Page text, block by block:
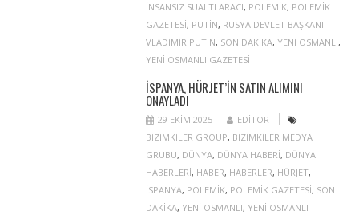
INSANSIZ SUALTI ARACI, POLEMIK, POLEMIK
GAZETESI, PUTIN, RUSYA DEVLET BAŞKANI
VLADIMIR PUTIN, SON DAKIKA, YENI OSMANLI,
YENI OSMANLI GAZETESI
İSPANYA, HÜRJET’IN SATIN ALIMINI
ONAYLADI
29 EKIM 2025
EDITOR
BIZIMKILER GROUP, BIZIMKILER MEDYA
GRUBU, DÜNYA, DÜNYA HABERI, DÜNYA
HABERLERI, HABER, HABERLER, HÜRJET,
ISPANYA, POLEMIK, POLEMIK GAZETESI, SON
DAKIKA, YENI OSMANLI, YENI OSMANLI